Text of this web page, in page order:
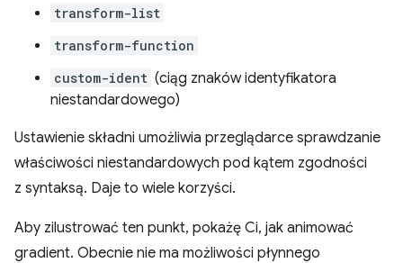
transform-list
transform-function
custom-ident (ciąg znaków identyfikatora
niestandardowego)
Ustawienie składni umożliwia przeglądarce sprawdzanie
właściwości niestandardowych pod kątem zgodności
z syntaksą. Daje to wiele korzyści.
Aby zilustrować ten punkt, pokażę Ci, jak animować
gradient. Obecnie nie ma możliwości płynnego